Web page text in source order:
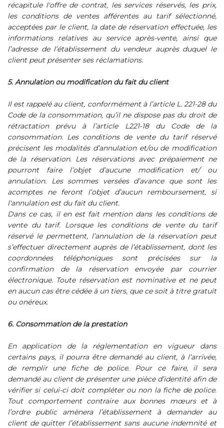
récapitule l'offre de contrat, les services réservés, les prix,
les conditions de ventes afférentes au tarif sélectionné,
acceptées par le client, la date de réservation effectuée, les
informations relatives au service après-vente, ainsi que
l’adresse de l’établissement du vendeur auprès duquel le
client peut présenter ses réclamations.
5. Annulation ou modification du fait du client
Il est rappelé au client, conformément à l’article L. 221-28 du
Code de la consommation, qu’il ne dispose pas du droit de
rétractation prévu à l’article L221-18 du Code de la
consommation. Les conditions de vente du tarif réservé
précisent les modalités d’annulation et/ou de modification
de la réservation. Les réservations avec prépaiement ne
pourront faire l’objet d’aucune modification et/ ou
annulation. Les sommes versées d’avance que sont les
acomptes ne feront l’objet d’aucun remboursement, si
l'annulation est du fait du client.
Dans ce cas, il en est fait mention dans les conditions de
vente du tarif. Lorsque les conditions de vente du tarif
réservé le permettent, l’annulation de la réservation peut
s’effectuer directement auprès de l’établissement, dont les
coordonnées téléphoniques sont précisées sur la
confirmation de la réservation envoyée par courrier
électronique. Toute réservation est nominative et ne peut
en aucun cas être cédée à un tiers, que ce soit à titre gratuit
ou onéreux.
6. Consommation de la prestation
En application de la réglementation en vigueur dans
certains pays, il pourra être demandé au client, à l’arrivée,
de remplir une fiche de police. Pour ce faire, il sera
demandé au client de présenter une pièce d’identité afin de
vérifier si celui-ci doit compléter ou non la fiche de police.
Tout comportement contraire aux bonnes mœurs et à
l’ordre public amènera l’établissement à demander au
client de quitter l’établissement sans aucune indemnité et